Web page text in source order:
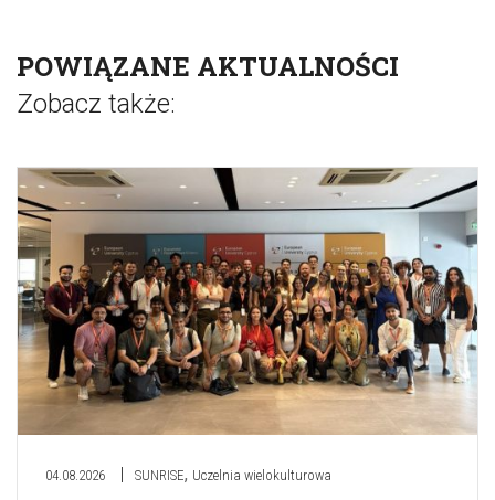
POWIĄZANE AKTUALNOŚCI
Zobacz także:
04.08.2026 SUNRISE, Uczelnia wielokulturowa